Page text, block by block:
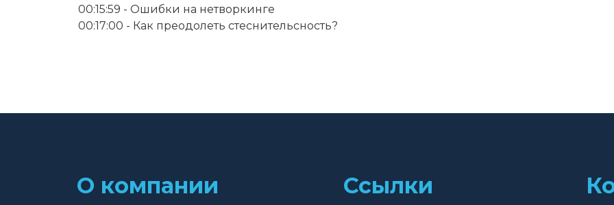
00:15:59 - Ошибки на нетворкинге
00:17:00 - Как преодолеть стеснительсность?
О компании Ссылки